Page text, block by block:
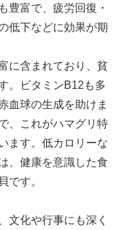
豊富で、疲労回復・
低下などに効果が期
に含まれており、貧
。ビタミンB12も多
血球の生成を助けま
、これがハマグリ特
ます。低カロリーな
、健康を意識した食
です。
文化や行事にも深く